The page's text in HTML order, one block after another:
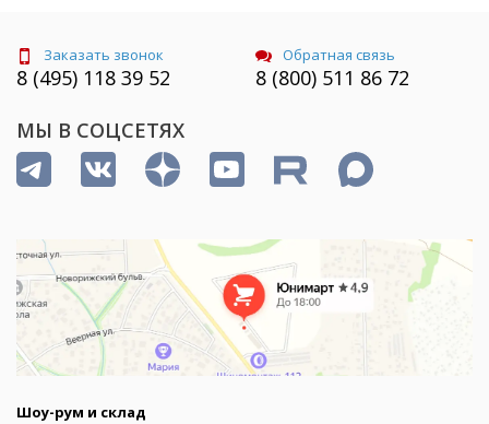
Заказать звонок
8 (495) 118 39 52
Обратная связь
8 (800) 511 86 72
МЫ В СОЦСЕТЯХ
Шоу-рум и склад